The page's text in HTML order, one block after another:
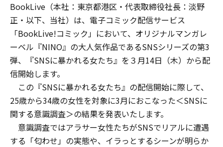
BookLive（本社：東京都港区・代表取締役社長：淡野
正・以下、当社）は、電子コミック配信サービス
「BookLive!コミック」において、オリジナルマンガレ
ーベル『NINO』の大人気作品であるSNSシリーズの第3
弾、『SNSに暴かれる女たち』を３月14日（木）から配
信開始します。
この『SNSに暴かれる女たち』の配信開始に際して、
25歳から34歳の女性を対象に3月におこなった＜SNSに
関する意識調査＞の結果を発表いたします。
意識調査ではアラサー女性たちがSNSでリアルに遭遇
する「匂わせ」の実態や、イラっとするシーンが明らか